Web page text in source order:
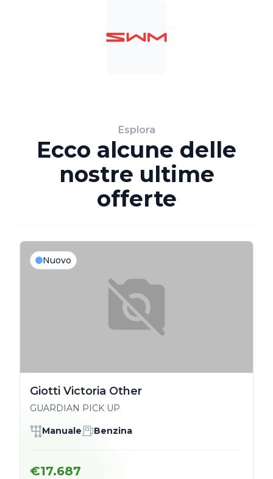
Esplora
Ecco alcune delle
nostre ultime
offerte
Nuovo
Giotti Victoria Other
GUARDIAN PICK UP
Manuale Benzina
€17.687